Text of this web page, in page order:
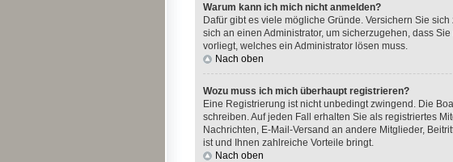
Warum kann ich mich nicht anmelden?
Dafür gibt es viele mögliche Gründe. Versichern Sie
sich an einen Administrator, um sicherzugehen, dass
vorliegt, welches ein Administrator lösen muss.
Nach oben
Wozu muss ich mich überhaupt registrieren?
Eine Registrierung ist nicht unbedingt zwingend. Die
schreiben. Auf jeden Fall erhalten Sie als registriertes
Nachrichten, E-Mail-Versand an andere Mitglieder,
ist und Ihnen zahlreiche Vorteile bringt.
Nach oben